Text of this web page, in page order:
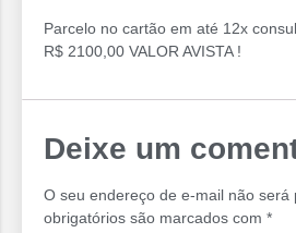
Parcelo no cartão em até 12x
R$ 2100,00 VALOR AVISTA !
Deixe um
O seu endereço de e-mail não será
obrigatórios são marcados com *